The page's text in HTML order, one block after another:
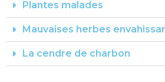
Plantes malades
Mauvaises herbes
La cendre de charbon